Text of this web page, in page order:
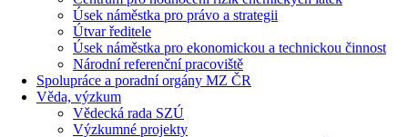
Úsek náměstka pro právo a strategii
Útvar ředitele
Úsek náměstka pro ekonomickou a technickou činnost
Národní referenční pracoviště
Spolupráce a poradní orgány MZ ČR
Věda, výzkum
Vědecká rada SZÚ
Výzkumné projekty